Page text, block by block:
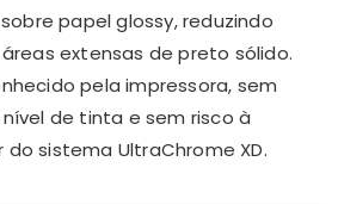
papel glossy, reduzindo
extensas de preto sólido.
pela impressora, sem
de tinta e sem risco à
sistema UltraChrome XD.